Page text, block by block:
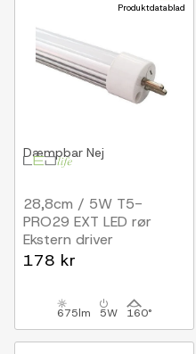
Produktdatablad
Dæmpbar Nej
28,8cm / 5W T5-
PRO29 EXT LED rør
Ekstern driver
178 kr
675lm 5W 160°